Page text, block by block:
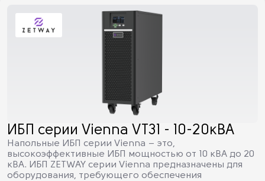
ИБП серии Vienna VT31 - 10-20кВА
Напольные ИБП серии Vienna – это,
высокоэффективные ИБП мощностью от 10 кВА до 20
кВА. ИБП ZETWAY серии Vienna предназначены для
оборудования, требующего обеспечения